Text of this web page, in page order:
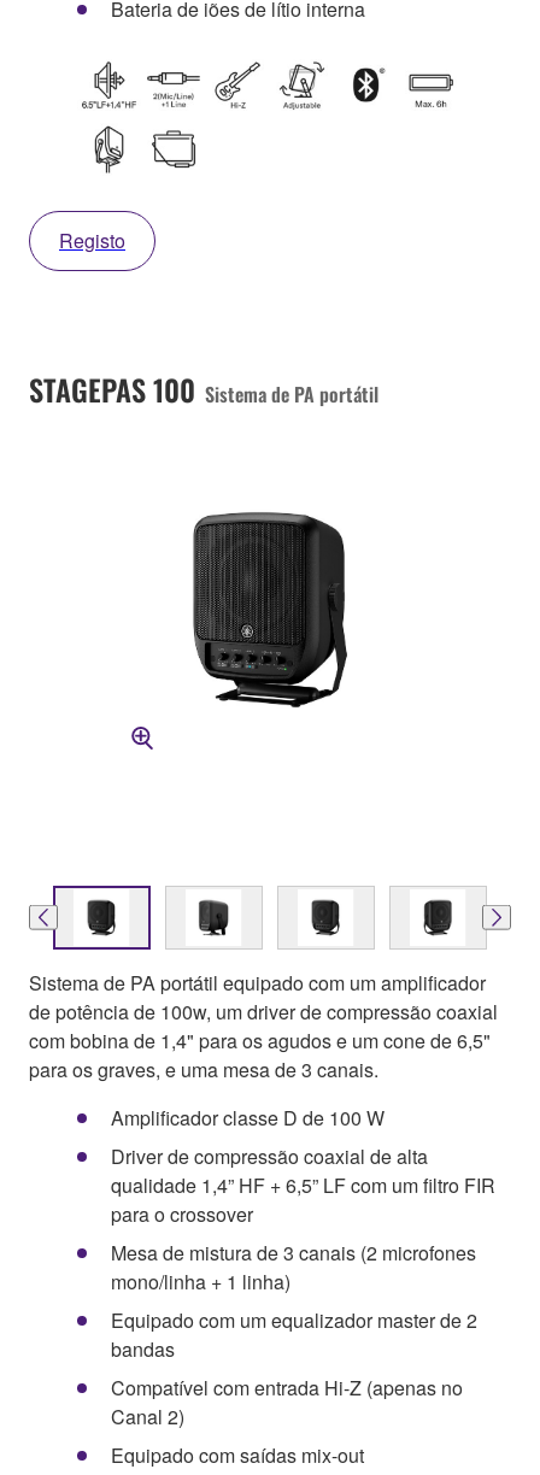
Bateria de iões de lítio interna
Registo
STAGEPAS 100 Sistema de PA portátil
Sistema de PA portátil equipado com um amplificador
de potência de 100w, um driver de compressão coaxial
com bobina de 1,4" para os agudos e um cone de 6,5"
para os graves, e uma mesa de 3 canais.
Amplificador classe D de 100 W
Driver de compressão coaxial de alta
qualidade 1,4” HF + 6,5” LF com um filtro FIR
para o crossover
Mesa de mistura de 3 canais (2 microfones
mono/linha + 1 linha)
Equipado com um equalizador master de 2
bandas
Compatível com entrada Hi-Z (apenas no
Canal 2)
Equipado com saídas mix-out